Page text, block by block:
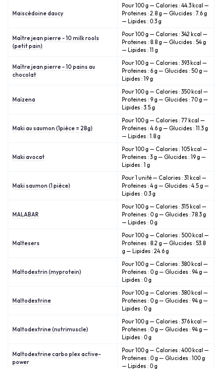
Maiscédoine daucy
Pour 100 g — Calories : 44.3 kcal —
Proteines : 2.8 g — Glucides : 7.6 g
— Lipides : 0.3 g
Maître jean pierre - 10 milk rools
(petit pain)
Pour 100 g — Calories : 342 kcal —
Proteines : 8.8 g — Glucides : 54 g
— Lipides : 11 g
Maître jean pierre - 10 pains au
chocolat
Pour 100 g — Calories : 393 kcal —
Proteines : 6 g — Glucides : 50 g —
Lipides : 19 g
Maïzena
Pour 100 g — Calories : 350 kcal —
Proteines : 9 g — Glucides : 70 g —
Lipides : 3.5 g
Maki au saumon (1pièce = 28g)
Pour 100 g — Calories : 77 kcal —
Proteines : 4.6 g — Glucides : 11.3 g
— Lipides : 1.8 g
Maki avocat
Pour 100 g — Calories : 105 kcal —
Proteines : 3 g — Glucides : 19 g —
Lipides : 1 g
Maki saumon (1 pièce)
Pour 1 unité — Calories : 31 kcal —
Proteines : 4 g — Glucides : 4.5 g —
Lipides : 0.3 g
MALABAR
Pour 100 g — Calories : 315 kcal —
Proteines : 0 g — Glucides : 78.3 g
— Lipides : 0 g
Maltesers
Pour 100 g — Calories : 500 kcal —
Proteines : 8.2 g — Glucides : 53.8
g — Lipides : 24.6 g
Maltodextrin (myprotein)
Pour 100 g — Calories : 380 kcal —
Proteines : 0 g — Glucides : 94 g —
Lipides : 0 g
Maltodextrine
Pour 100 g — Calories : 380 kcal —
Proteines : 0 g — Glucides : 94 g —
Lipides : 0 g
Maltodextrine (nutrimuscle)
Pour 100 g — Calories : 376 kcal —
Proteines : 0 g — Glucides : 94 g —
Lipides : 0 g
Maltodextrine carbo plex active-
power
Pour 100 g — Calories : 400 kcal —
Proteines : 0 g — Glucides : 100 g
— Lipides : 0 g